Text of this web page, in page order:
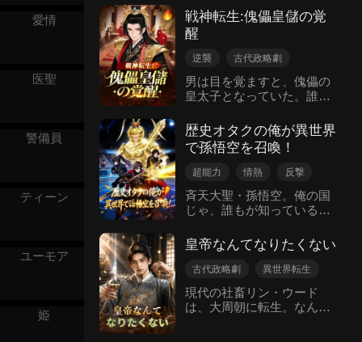
愛情
医聖
警備員
ティーン
ユーモア
姫
オに命を奪われかけていた
ところだった。ロウは知恵
を巡らせて危機を脱し、毅
然と離縁を申し出る。かつ
の真相を追い始めた彼女
は、皇城司のジャオ・ヘン
の罪証を次々と暴いてい
く。すべての悪事が明るみ
に出た時、正義がついに執
行される――。
るコシヤは、壊滅的な火事
の中、真実の愛の本質に気
づかせてくれた。人生のセ
カンドチャンスを与えられ
たタンショユウは、クズ野
郎を巧みに出し抜いた。同
時に、前世で揺るぎなく守
し、心からコシヤを抱きし
めた。コシヤに守られなが
ら、タンショユウはクズ野
郎を裁き、復讐に成功し
は多くの人々に勇気を与
え、真実の愛を大切にする
を追い求めることの大切さ
を教えた。タンショユウと
コシヤは共に生涯の旅に乗
り出し、幸せと充足感に満
ちた忘れられないラブスト
ーリーを作り上げた。
戦神転生:傀儡皇儲の覚
醒
逆襲
古代政略劇
異世界転生
皇太子
モーションコミック
男は目を覚ますと、傀儡の
皇太子となっていた。誰も
が、すべて見誤っている。
この身に宿るのは、戦火の
中で鍛え上げられた最強の
戦神の魂だ。謀略で打ち負
の屍を踏み、帝座へと上り
詰めてみせる。
歴史オタクの俺が異世界
で孫悟空を召喚！
超能力 情熱
反撃
終末危機
異世界転生
斉天大聖・孫悟空。俺の国
じゃ、誰もが知っている名
その名を知る者がいない。
俺は――そんな世界に穿越
した。歴2035年。蒼藍星は
各国は「諸神戦場」で物資
を奪い合い、神の真名を通
皇帝なんてなりたくない
古代政略劇
異世界転生
逆襲
情熱 王室もの
現代の社畜リン・ウード
は、大周朝に転生。なん